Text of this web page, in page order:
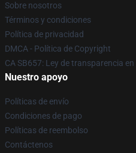
Sobre nosotros
Términos y condiciones
Política de privacidad
DMCA - Política de Copyright
CA SB657: Ley de transparencia
Nuestro apoyo
Políticas de envío
Condiciones de pago
Políticas de reembolso
Contáctenos